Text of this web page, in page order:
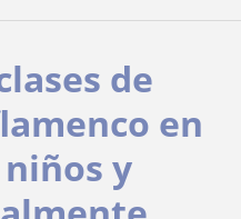
de
en
y